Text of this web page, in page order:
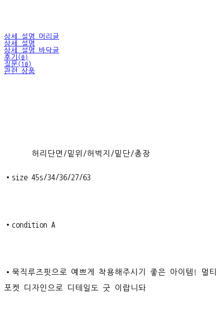
상세 설명 머리글
상세 설명
상세 설명 바닥글
후기(0)
질문(10)
관련 상품
허리단면/밑위/허벅지/밑단/총장
•size 45s/34/36/27/63
•condition A
•묵직루즈핏으로 예쁘게 착용해주시기 좋은 아이템! 멀티
포켓 디자인으로 디테일도 굿 이랍니돠